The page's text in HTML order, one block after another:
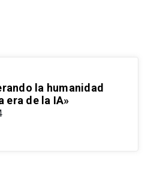
la humanidad
era de la IA»